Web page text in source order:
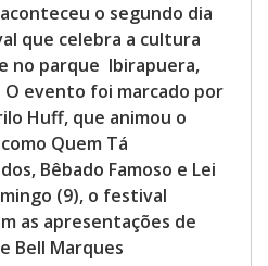
o segundo dia
que celebra a cultura
no parque Ibirapuera,
O evento foi marcado por
Huff, que animou o
Quem Tá
Bêbado Famoso e Lei
(9), o festival
as apresentações de
Bell Marques